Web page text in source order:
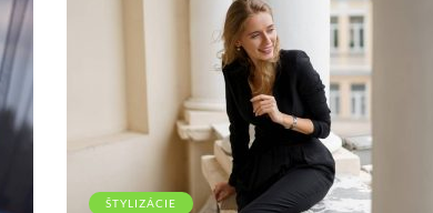
ŠTYLIZÁCIE